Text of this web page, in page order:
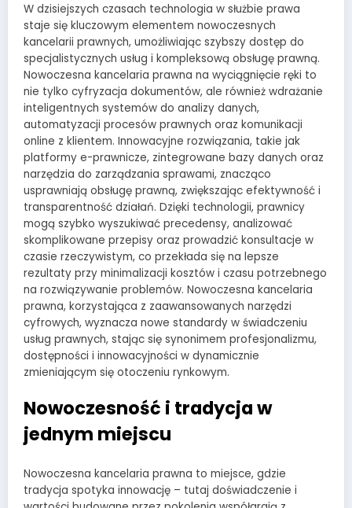
W dzisiejszych czasach technologia w służbie prawa
staje się kluczowym elementem nowoczesnych
kancelarii prawnych, umożliwiając szybszy dostęp do
specjalistycznych usług i kompleksową obsługę prawną.
Nowoczesna kancelaria prawna na wyciągnięcie ręki to
nie tylko cyfryzacja dokumentów, ale również wdrażanie
inteligentnych systemów do analizy danych,
automatyzacji procesów prawnych oraz komunikacji
online z klientem. Innowacyjne rozwiązania, takie jak
platformy e-prawnicze, zintegrowane bazy danych oraz
narzędzia do zarządzania sprawami, znacząco
usprawniają obsługę prawną, zwiększając efektywność i
transparentność działań. Dzięki technologii, prawnicy
mogą szybko wyszukiwać precedensy, analizować
skomplikowane przepisy oraz prowadzić konsultacje w
czasie rzeczywistym, co przekłada się na lepsze
rezultaty przy minimalizacji kosztów i czasu potrzebnego
na rozwiązywanie problemów. Nowoczesna kancelaria
prawna, korzystająca z zaawansowanych narzędzi
cyfrowych, wyznacza nowe standardy w świadczeniu
usług prawnych, stając się synonimem profesjonalizmu,
dostępności i innowacyjności w dynamicznie
zmieniającym się otoczeniu rynkowym.
Nowoczesność i tradycja w
jednym miejscu
Nowoczesna kancelaria prawna to miejsce, gdzie
tradycja spotyka innowację – tutaj doświadczenie i